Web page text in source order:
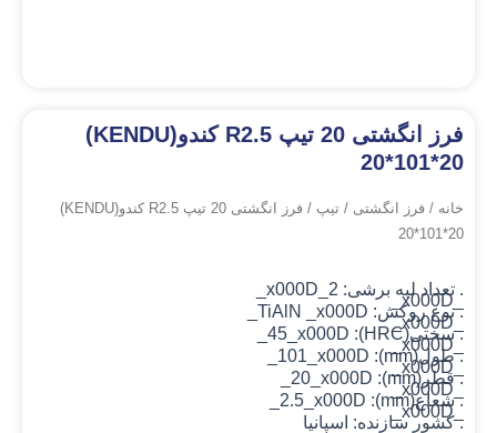
فرز انگشتی 20 تیپ R2.5 کندو(KENDU)
20*101*20
خانه / فرز انگشتی / تیپ
/ فرز انگشتی 20 تیپ R2.5 کندو(KENDU)
20*101*20
. تعداد لبه برشی: 2_x000D_
_x000D_
. نوع روکش: TiAlN _x000D_
_x000D_
. سختی(HRC): 45_x000D_
_x000D_
. طول(mm): 101 _x000D_
_x000D_
. قطر(mm): 20_x000D_
_x000D_
. شعاع(mm): 2.5_x000D_
_x000D_
. کشور سازنده: اسپانیا